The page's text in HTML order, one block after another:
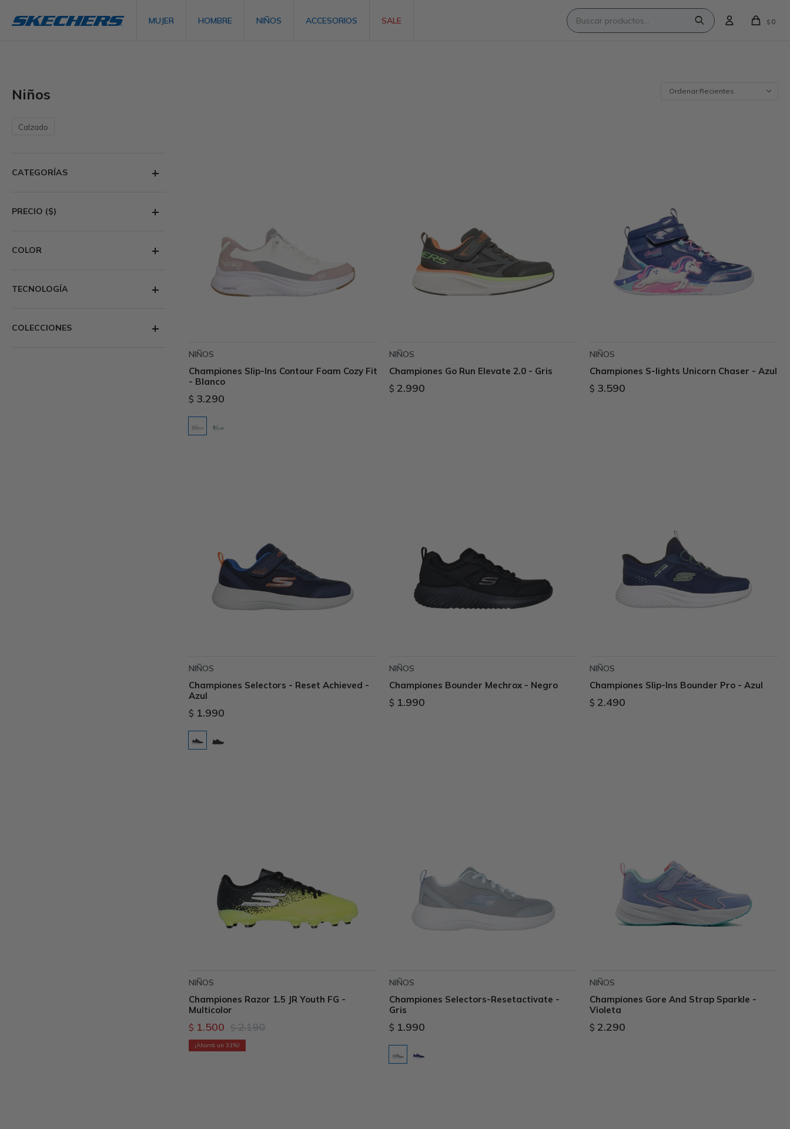
MUJER HOMBRE NIÑOS ACCESORIOS SALE $ 0
Niños Recientes
Calzado
NIÑOS
Championes Slip-Ins Contour Foam Cozy Fit
- Blanco
$ 3.290
NIÑOS
Championes Go Run Elevate 2.0 - Gris
$ 2.990
NIÑOS
Championes S-lights Unicorn Chaser - Azul
$ 3.590
NIÑOS
Championes Selectors - Reset Achieved -
Azul
$ 1.990
NIÑOS
Championes Bounder Mechrox - Negro
$ 1.990
NIÑOS
Championes Slip-Ins Bounder Pro - Azul
$ 2.490
NIÑOS
Championes Razor 1.5 JR Youth FG -
Multicolor
$ 1.500 $ 2.190
31
NIÑOS
Championes Selectors-Resetactivate -
Gris
$ 1.990
NIÑOS
Championes Gore And Strap Sparkle -
Violeta
$ 2.290
CATEGORÍAS
PRECIO ($)
COLOR
TECNOLOGÍA
COLECCIONES